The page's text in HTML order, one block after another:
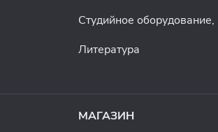
Студийное
Литература
МАГАЗИН